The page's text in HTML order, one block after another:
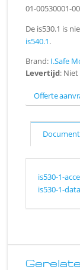
01-00530001-
De is530.1 is
is540.1.
Brand: I.Safe
Levertijd:
Offerte
is530-1-
is530-1-